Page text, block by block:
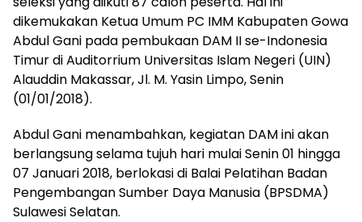
dikemukakan Ketua Umum PC IMM Kabupaten Gowa
Abdul Gani pada pembukaan DAM II se-Indonesia
Timur di Auditorrium Universitas Islam Negeri (UIN)
Alauddin Makassar, Jl. M. Yasin Limpo, Senin
(01/01/2018).
Abdul Gani menambahkan, kegiatan DAM ini akan
berlangsung selama tujuh hari mulai Senin 01 hingga
07 Januari 2018, berlokasi di Balai Pelatihan Badan
Pengembangan Sumber Daya Manusia (BPSDMA)
Sulawesi Selatan.